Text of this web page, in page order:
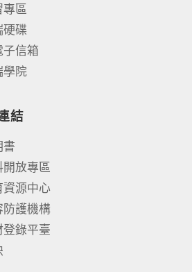
專區
硬碟
信箱
學院
結
書
放專區
源中心
防護機構
錄平臺